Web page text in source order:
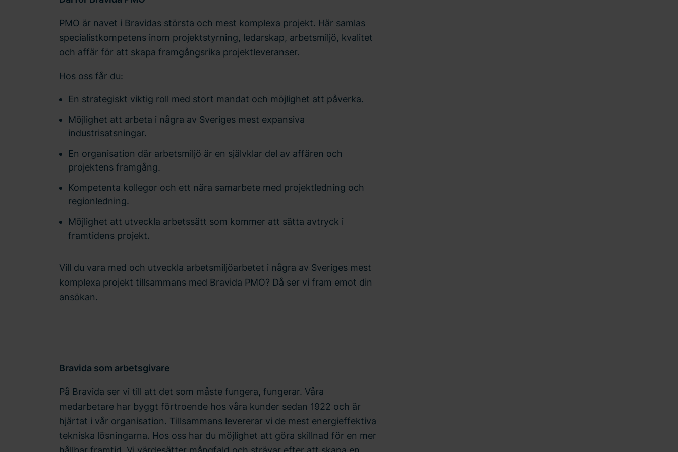
PMO är navet i Bravidas största och mest komplexa projekt. Här samlas
specialistkompetens inom projektstyrning, ledarskap, arbetsmiljö, kvalitet
och affär för att skapa framgångsrika projektleveranser.
Hos oss får du:
En strategiskt viktig roll med stort mandat och möjlighet att påverka.
Möjlighet att arbeta i några av Sveriges mest expansiva
industrisatsningar.
En organisation där arbetsmiljö är en självklar del av affären och
projektens framgång.
Kompetenta kollegor och ett nära samarbete med projektledning och
regionledning.
Möjlighet att utveckla arbetssätt som kommer att sätta avtryck i
framtidens projekt.
Vill du vara med och utveckla arbetsmiljöarbetet i några av Sveriges mest
komplexa projekt tillsammans med Bravida PMO? Då ser vi fram emot din
ansökan.
Bravida som arbetsgivare
På Bravida ser vi till att det som måste fungera, fungerar. Våra
medarbetare har byggt förtroende hos våra kunder sedan 1922 och är
hjärtat i vår organisation. Tillsammans levererar vi de mest energieffektiva
tekniska lösningarna. Hos oss har du möjlighet att göra skillnad för en mer